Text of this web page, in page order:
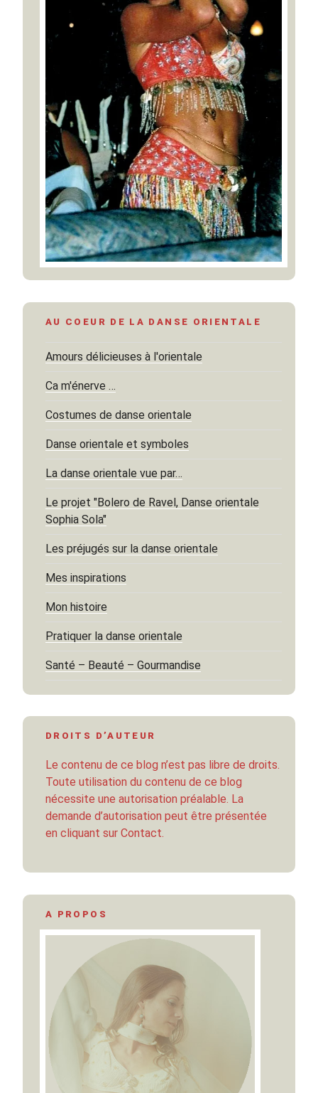
AU COEUR DE LA DANSE ORIENTALE
Amours délicieuses à l'orientale
Ca m'énerve …
Costumes de danse orientale
Danse orientale et symboles
La danse orientale vue par…
Le projet "Bolero de Ravel, Danse orientale
Sophia Sola"
Les préjugés sur la danse orientale
Mes inspirations
Mon histoire
Pratiquer la danse orientale
Santé – Beauté – Gourmandise
DROITS D’AUTEUR
Le contenu de ce blog n’est pas libre de droits.
Toute utilisation du contenu de ce blog
nécessite une autorisation préalable. La
demande d’autorisation peut être présentée
en cliquant sur Contact.
A PROPOS